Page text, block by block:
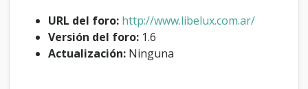
o
URL del foro: http://www.libelux.com.ar/
Versión del foro: 1.6
Actualización: Ninguna